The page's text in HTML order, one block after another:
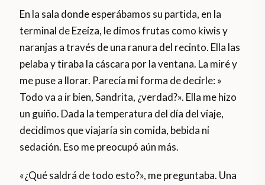
En la sala donde esperábamos su partida, en la
terminal de Ezeiza, le dimos frutas como kiwis y
naranjas a través de una ranura del recinto. Ella las
pelaba y tiraba la cáscara por la ventana. La miré y
me puse a llorar. Parecía mi forma de decirle: »
Todo va a ir bien, Sandrita, ¿verdad?». Ella me hizo
un guiño. Dada la temperatura del día del viaje,
decidimos que viajaría sin comida, bebida ni
sedación. Eso me preocupó aún más.
«¿Qué saldrá de todo esto?», me preguntaba. Una